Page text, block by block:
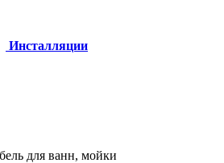
Инсталляции
для ванн, мойки